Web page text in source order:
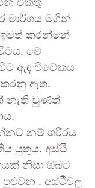
මාර්ගය මගින්
ඉවත් කරන්නේ
මේ
ඇඳ විවේකය
ඇත.
නැති වුණත්
නම් ශරීරය
යුතුය. අස්ථි
නිසා ඔබට
. අස්ථිවල